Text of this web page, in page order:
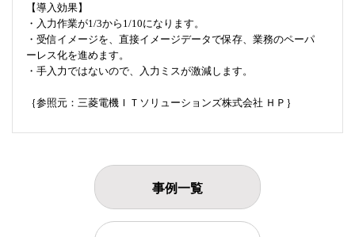
【導入効果】
・入力作業が1/3から1/10になります。
・受信イメージを、直接イメージデータで保存、業務のペーパ
ーレス化を進めます。
・手入力ではないので、入力ミスが激減します。
｛参照元：三菱電機ＩＴソリューションズ株式会社 ＨＰ｝
事例一覧